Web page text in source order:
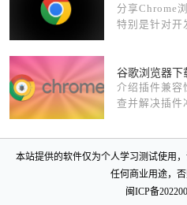
分享Chrome
特别是针对开
谷歌浏览器下
介绍插件兼容
查并解决插件
本站提供的软件仅为个人学习测试使用
任何商业用途，否
闽ICP备